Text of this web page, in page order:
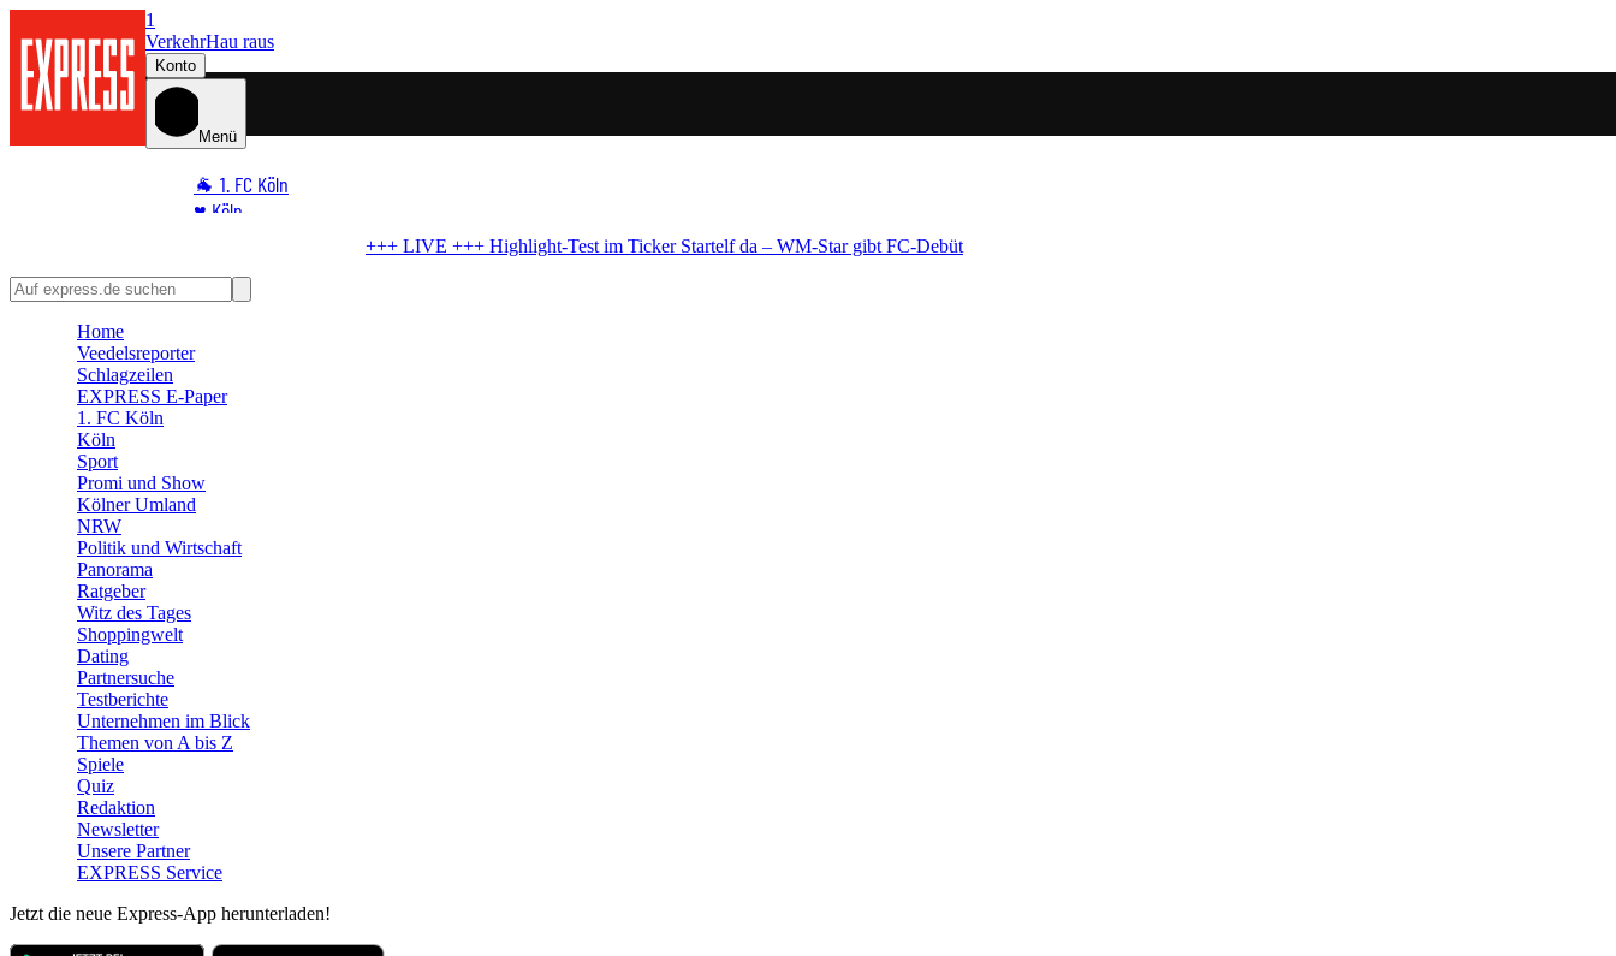
1
VerkehrHau raus
Konto
Menü
🐐 1. FC Köln
♥️ Köln
🏆 Sport
🛒 Shoppingwelt
Startelf da – WM-Star gibt FC-Debüt
Home
Veedelsreporter
Schlagzeilen
EXPRESS E-Paper
1. FC Köln
Köln
Sport
Promi und Show
Kölner Umland
NRW
Politik und Wirtschaft
Panorama
Ratgeber
Witz des Tages
Shoppingwelt
Dating
Partnersuche
Testberichte
Unternehmen im Blick
Themen von A bis Z
Spiele
Quiz
Redaktion
Newsletter
Unsere Partner
EXPRESS Service
Jetzt die neue Express-App herunterladen!